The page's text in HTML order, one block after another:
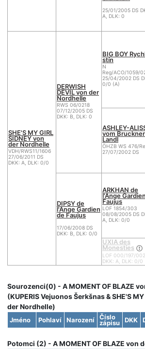
25/01/2005 DS
A, DLK: 0
SHE'S MY GIRL
SIDNEY von
der Nordhelle
VDH/RWS11/1606
27/06/2011 DS
DKK: A, DLK: 0/0
DERWISH
DEVIL von der
Nordhelle
RWS 06/0218
07/12/2005 DS
DKK: B, DLK: 0
BIG BOY
stín
N
Reg/ACO/1059/
25/04/2002 DS
0/0 (A)
ASHLEY-
vom
Landl
ÖHZB WS 476/
27/07/2002 DS
DIPSY de
l'Ange Gardien
de Faujus
17/06/2008 DS
DKK: B, DLK: 0/0
ARKHAN de
l'Ange
Faujus
LOF 1854/303
08/08/2005 DS
A, DLK: 0/0
UXIA des
Monesties
LOF 000/197/002
DKK: A, DLK: 0/0
Sourozenci(0) - A MOMENT OF BLAZE
(KUPERIS Vejuonos Šerkšnas & SHE'S
der Nordhelle)
Jméno Pohlaví Narození Číslo
zápisu DKK
Potomci (2) - A MOMENT OF BLAZE von